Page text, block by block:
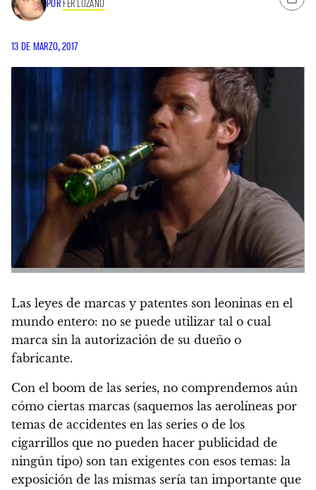
POR FER LOZANO
13 DE MARZO, 2017
Las leyes de marcas y patentes son leoninas en el
mundo entero: no se puede utilizar tal o cual
marca sin la autorización de su dueño o
fabricante.
Con el boom de las series, no comprendemos aún
cómo ciertas marcas (saquemos las aerolíneas por
temas de accidentes en las series o de los
cigarrillos que no pueden hacer publicidad de
ningún tipo) son tan exigentes con esos temas: la
exposición de las mismas sería tan importante que